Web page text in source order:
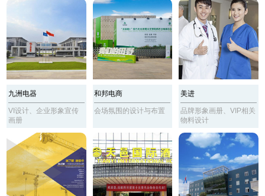
九洲电器
VI设计、企业形象宣传
画册
和邦电商
会场氛围的设计与布置
美进
品牌形象画册、VIP相关
物料设计